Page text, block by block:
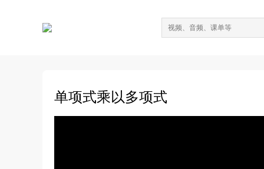
单项式乘以多项式